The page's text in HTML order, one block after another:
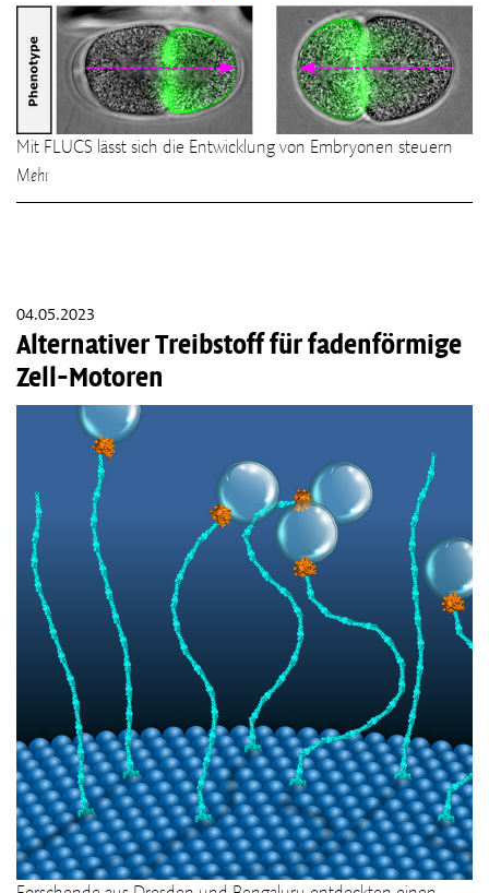
Mit FLUCS lässt sich die Entwicklung von Embryonen steuern
Mehr
04.05.2023
Alternativer Treibstoff für fadenförmige
Zell-Motoren